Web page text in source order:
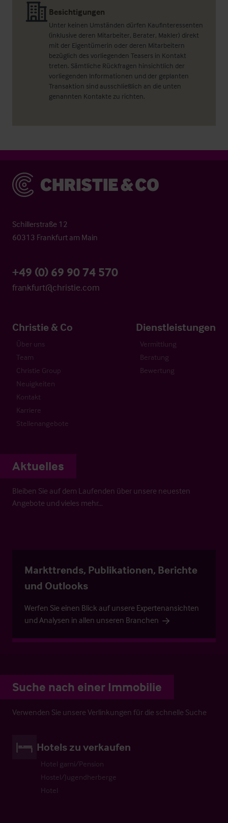
Besichtigungen
Unter keinen Umständen dürfen Kaufinteressenten
(inklusive deren Mitarbeiter, Berater, Makler) direkt
mit der Eigentümerin oder deren Mitarbeitern
bezüglich des vorliegenden Teasers in Kontakt
treten. Sämtliche Rückfragen hinsichtlich der
vorliegenden Informationen und der geplanten
Transaktion sind ausschließlich an die unten
genannten Kontakte zu richten.
Christie & Co
Schillerstraße 12
60313 Frankfurt am Main
+49 (0) 69 90 74 570
frankfurt@christie.com
Christie & Co
Über uns
Team
Christie Group
Neuigkeiten
Kontakt
Karriere
Stellenangebote
Dienstleistungen
Vermittlung
Beratung
Bewertung
Aktuelles
Bleiben Sie auf dem Laufenden über unsere neuesten
Angebote und vieles mehr…
Markttrends, Publikationen, Berichte
und Outlooks
Werfen Sie einen Blick auf unsere Expertenansichten
und Analysen in allen unseren Branchen
Suche nach einer Immobilie
Verwenden Sie unsere Verlinkungen für die schnelle Suche
Hotels zu verkaufen
Hotel garni/Pension
Hostel/Jugendherberge
Hotel